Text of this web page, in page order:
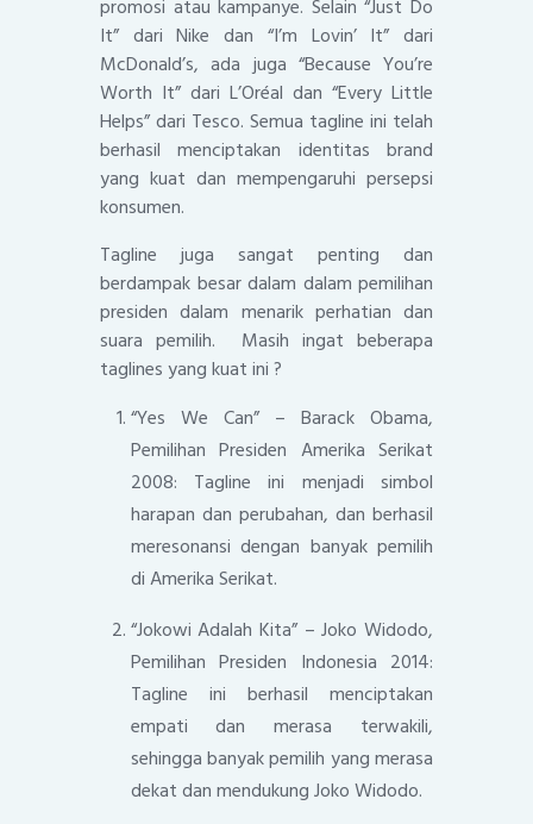
promosi atau kampanye. Selain “Just Do
It” dari Nike dan “I’m Lovin’ It” dari
McDonald’s, ada juga “Because You’re
Worth It” dari L’Oréal dan “Every Little
Helps” dari Tesco. Semua tagline ini telah
berhasil menciptakan identitas brand
yang kuat dan mempengaruhi persepsi
konsumen.
Tagline juga sangat penting dan
berdampak besar dalam dalam pemilihan
presiden dalam menarik perhatian dan
suara pemilih. Masih ingat beberapa
taglines yang kuat ini ?
“Yes We Can” – Barack Obama,
Pemilihan Presiden Amerika Serikat
2008: Tagline ini menjadi simbol
harapan dan perubahan, dan berhasil
meresonansi dengan banyak pemilih
di Amerika Serikat.
“Jokowi Adalah Kita” – Joko Widodo,
Pemilihan Presiden Indonesia 2014:
Tagline ini berhasil menciptakan
empati dan merasa terwakili,
sehingga banyak pemilih yang merasa
dekat dan mendukung Joko Widodo.